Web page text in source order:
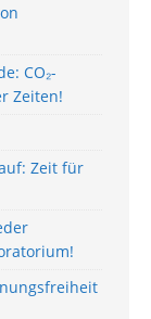
CO₂-
Zeiten!
Zeit für